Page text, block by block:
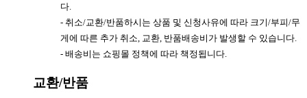
다.
- 취소/교환/반품하시는 상품 및 신청사유에 따라 크기/부피/무
게에 따른 추가 취소, 교환, 반품배송비가 발생할 수 있습니다.
- 배송비는 쇼핑몰 정책에 따라 책정됩니다.
교환/반품